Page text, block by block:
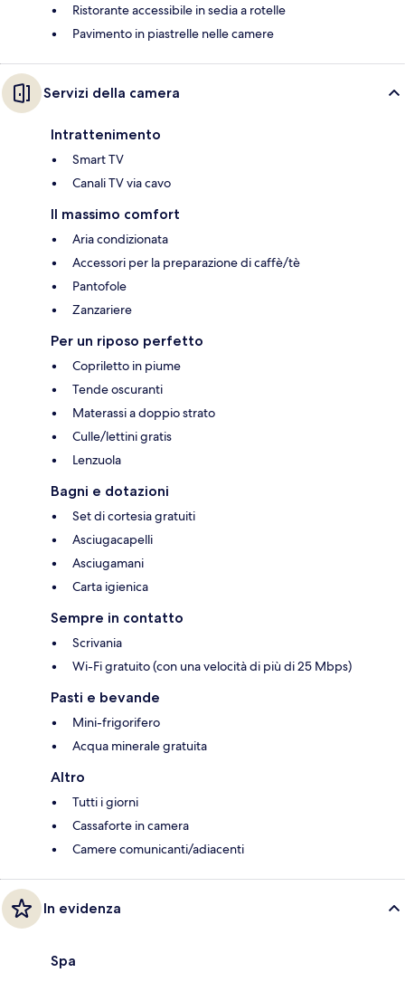
Ristorante accessibile in sedia a rotelle
Pavimento in piastrelle nelle camere
Servizi della camera
Intrattenimento
Smart TV
Canali TV via cavo
Il massimo comfort
Aria condizionata
Accessori per la preparazione di caffè/tè
Pantofole
Zanzariere
Per un riposo perfetto
Copriletto in piume
Tende oscuranti
Materassi a doppio strato
Culle/lettini gratis
Lenzuola
Bagni e dotazioni
Set di cortesia gratuiti
Asciugacapelli
Asciugamani
Carta igienica
Sempre in contatto
Scrivania
Wi-Fi gratuito (con una velocità di più di 25 Mbps)
Pasti e bevande
Mini-frigorifero
Acqua minerale gratuita
Altro
Tutti i giorni
Cassaforte in camera
Camere comunicanti/adiacenti
In evidenza
Spa